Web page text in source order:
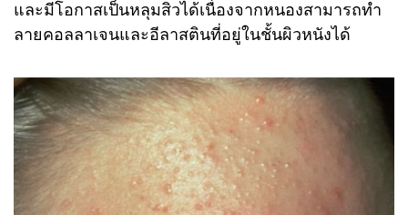
และมีโอกาสเป็นหลุมสิวได้เนื่องจากหนองสามารถทำ
ลายคอลลาเจนและอีลาสตินที่อยู่ในชั้นผิวหนังได้